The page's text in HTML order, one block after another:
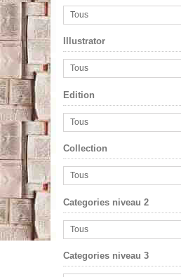
Tous
Illustrator
Tous
Edition
Tous
Collection
Tous
Categories niveau 2
Tous
Categories niveau 3